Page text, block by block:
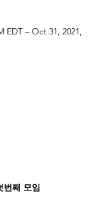
EDT – Oct 31, 2021,
번째 모임